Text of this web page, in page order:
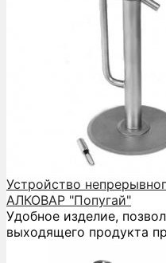
Устройство
АЛКОВАР "Попугай"
Удобное изделие,
выходящего продукта